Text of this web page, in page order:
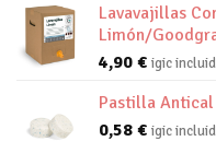
Lavavajillas
Limón/
4,90 € igic
Pastilla
0,58 € igic